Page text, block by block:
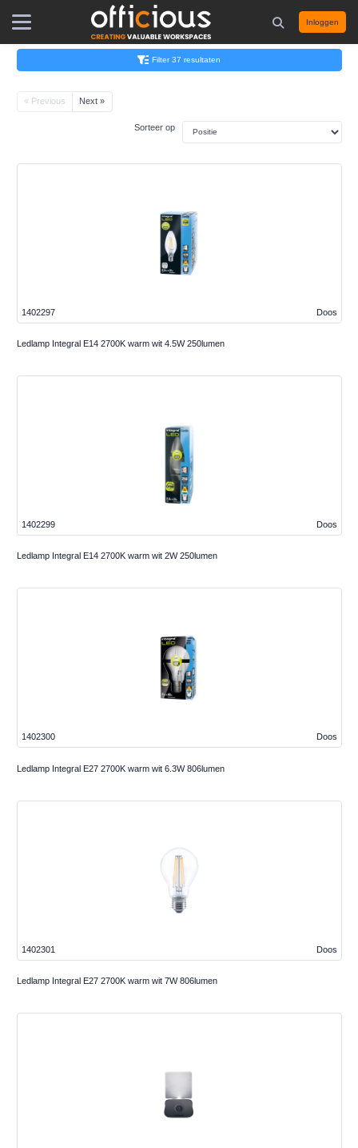
Inloggen
Filter 37 resultaten
« Previous Next »
Sorteer op
Doos
1402297
Ledlamp Integral E14 2700K warm wit 4.5W 250lumen
Doos
1402299
Ledlamp Integral E14 2700K warm wit 2W 250lumen
Doos
1402300
Ledlamp Integral E27 2700K warm wit 6.3W 806lumen
Doos
1402301
Ledlamp Integral E27 2700K warm wit 7W 806lumen